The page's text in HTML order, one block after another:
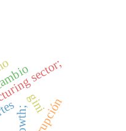
sector;
gini